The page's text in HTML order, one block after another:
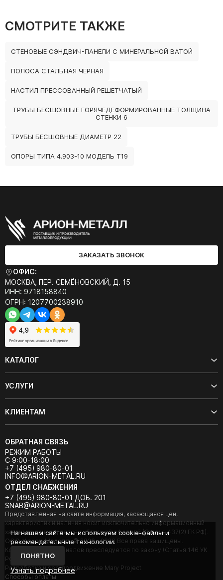
СМОТРИТЕ ТАКЖЕ
СТЕНОВЫЕ СЭНДВИЧ-ПАНЕЛИ С МИНЕРАЛЬНОЙ ВАТОЙ
ПОЛОСА СТАЛЬНАЯ ЧЕРНАЯ
НАСТИЛ ПРЕССОВАННЫЙ РЕШЕТЧАТЫЙ
ТРУБЫ БЕСШОВНЫЕ ГОРЯЧЕДЕФОРМИРОВАННЫЕ ТОЛЩИНА
СТЕНКИ 6
ТРУБЫ БЕСШОВНЫЕ ДИАМЕТР 22
ОПОРЫ ТИПА 4.903-10 МОДЕЛЬ Т19
ЗАКАЗАТЬ ЗВОНОК
ОФИС:
МОСКВА, ПЕР. СЕМЁНОВСКИЙ, Д. 15
ИНН: 9718158840
ОГРН: 1207700238910
КАТАЛОГ
УСЛУГИ
КЛИЕНТАМ
ОБРАТНАЯ СВЯЗЬ
РЕЖИМ РАБОТЫ
С 9:00-18:00
+7 (495) 980-80-01
INFO@ARION-METAL.RU
ОТДЕЛ СНАБЖЕНИЯ
+7 (495) 980-80-01 ДОБ. 201
SNAB@ARION-METAL.RU
Представленная на сайте информация, касающаяся цен,
характеристик и наличия носит исключительно информационный
характер и не является публичной офертой (Статья 437(2) ГК РФ).
ООО "Арион-Металл" © 2020 - 2026 Все права защищены.
Копирование материалов преследуется по закону (Статья 146 УК
РФ).
Разработка и seo-продвижение Mary Project
Cпособы оплаты
На нашем сайте мы используем cookie-файлы и
рекомендательные технологии.
ПОНЯТНО
Узнать подробнее